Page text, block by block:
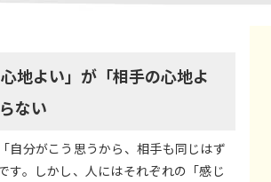
地よい」が「相手の心地よ
ない
自分がこう思うから、相手も同じはず
す。しかし、人にはそれぞれの「感じ